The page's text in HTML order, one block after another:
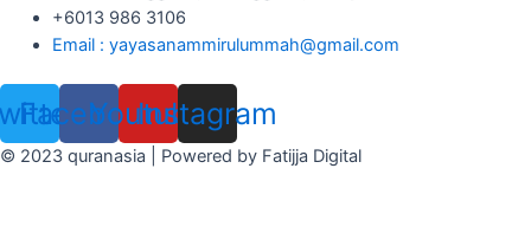
+6013 986 3106
Email : yayasanammirulummah@gmail.com
Facebook
Youtube
Instagram
© 2023 quranasia | Powered by Fatijja Digital